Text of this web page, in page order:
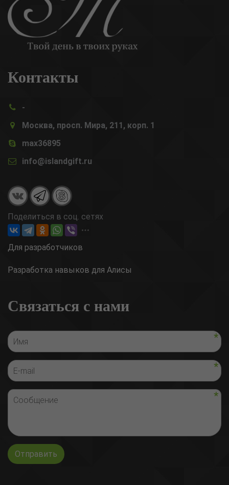
Контакты
-
Москва, просп. Мира, 211, корп. 1
max36895
info@islandgift.ru
Поделиться в соц. сетях
Для разработчиков
Разработка навыков для Алисы
Связаться с нами
Отправить